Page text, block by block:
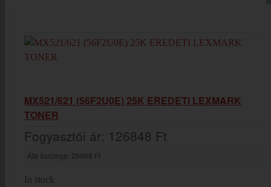
MX521/621 (56F2U0E) 25K EREDETI LEXMARK
TONER
Fogyasztói ár: 126848 Ft
Áfa összege: 26968 Ft
In stock